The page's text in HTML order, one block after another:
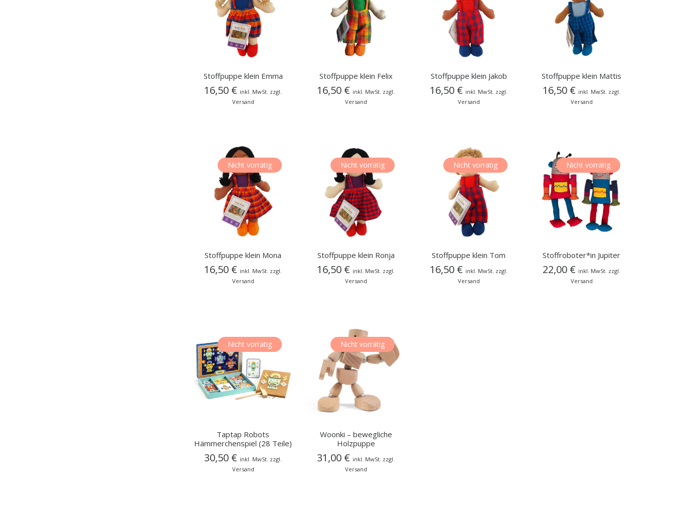
Stoffpuppe klein Emma
16,50 € inkl. MwSt. zzgl.
Versand
Stoffpuppe klein Felix
16,50 € inkl. MwSt. zzgl.
Versand
Stoffpuppe klein Jakob
16,50 € inkl. MwSt. zzgl.
Versand
Stoffpuppe klein Mattis
16,50 € inkl. MwSt. zzgl.
Versand
Nicht vorrätig
Stoffpuppe klein Mona
16,50 € inkl. MwSt. zzgl.
Versand
Nicht vorrätig
Stoffpuppe klein Ronja
16,50 € inkl. MwSt. zzgl.
Versand
Nicht vorrätig
Stoffpuppe klein Tom
16,50 € inkl. MwSt. zzgl.
Versand
Nicht vorrätig
Stoffroboter*in Jupiter
22,00 € inkl. MwSt. zzgl.
Versand
Nicht vorrätig
Taptap Robots
Hämmerchenspiel (28 Teile)
30,50 € inkl. MwSt. zzgl.
Versand
Nicht vorrätig
Woonki – bewegliche
Holzpuppe
31,00 € inkl. MwSt. zzgl.
Versand